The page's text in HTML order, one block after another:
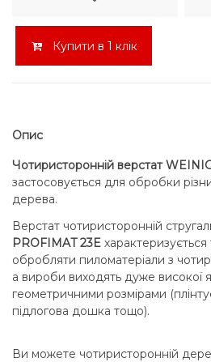
Купити в 1 клік
Опис
Чотиристоронній верстат
застосовується для обробки
дерева.
Верстат чотиристоронній
PROFIMAT 23E
обробляти пиломатеріали з
а вироби виходять дуже високої
геометричними розмірами
підлогова дошка тощо).
Ви можете чотиристоронній